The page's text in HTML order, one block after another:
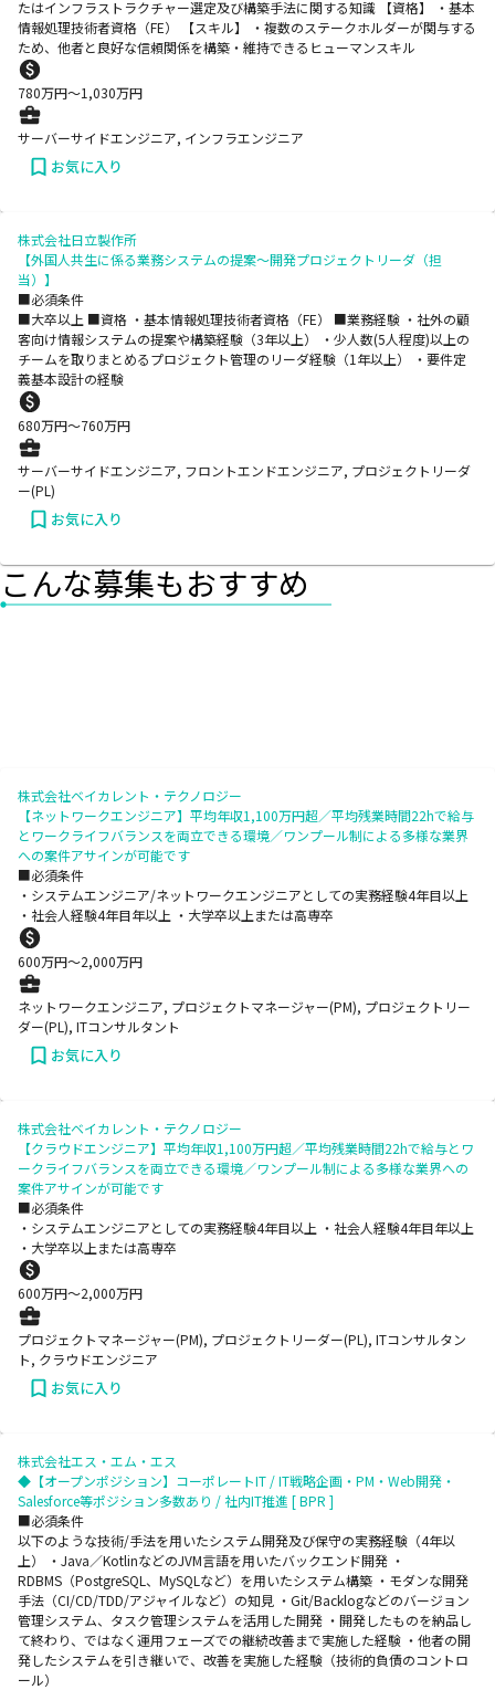
たはインフラストラクチャー選定及び構築手法に関する知識 【資格】 ・基本
情報処理技術者資格（FE） 【スキル】 ・複数のステークホルダーが関与する
ため、他者と良好な信頼関係を構築・維持できるヒューマンスキル
780万円〜1,030万円
サーバーサイドエンジニア, インフラエンジニア
お気に入り
株式会社日立製作所
【外国人共生に係る業務システムの提案～開発プロジェクトリーダ（担
当）】
■必須条件
■大卒以上 ■資格 ・基本情報処理技術者資格（FE） ■業務経験 ・社外の顧
客向け情報システムの提案や構築経験（3年以上） ・少人数(5人程度)以上の
チームを取りまとめるプロジェクト管理のリーダ経験（1年以上） ・要件定
義基本設計の経験
680万円〜760万円
サーバーサイドエンジニア, フロントエンドエンジニア, プロジェクトリーダ
ー(PL)
お気に入り
こんな募集もおすすめ
株式会社ベイカレント・テクノロジー
【ネットワークエンジニア】平均年収1,100万円超／平均残業時間22hで給与
とワークライフバランスを両立できる環境／ワンプール制による多様な業界
への案件アサインが可能です
■必須条件
・システムエンジニア/ネットワークエンジニアとしての実務経験4年目以上
・社会人経験4年目年以上 ・大学卒以上または高専卒
600万円〜2,000万円
ネットワークエンジニア, プロジェクトマネージャー(PM), プロジェクトリー
ダー(PL), ITコンサルタント
お気に入り
株式会社ベイカレント・テクノロジー
【クラウドエンジニア】平均年収1,100万円超／平均残業時間22hで給与とワ
ークライフバランスを両立できる環境／ワンプール制による多様な業界への
案件アサインが可能です
■必須条件
・システムエンジニアとしての実務経験4年目以上 ・社会人経験4年目年以上
・大学卒以上または高専卒
600万円〜2,000万円
プロジェクトマネージャー(PM), プロジェクトリーダー(PL), ITコンサルタン
ト, クラウドエンジニア
お気に入り
株式会社エス・エム・エス
◆【オープンポジション】コーポレートIT / IT戦略企画・PM・Web開発・
Salesforce等ポジション多数あり / 社内IT推進 [ BPR ]
■必須条件
以下のような技術/手法を用いたシステム開発及び保守の実務経験（4年以
上） ・Java／KotlinなどのJVM言語を用いたバックエンド開発 ・
RDBMS（PostgreSQL、MySQLなど）を用いたシステム構築 ・モダンな開発
手法（CI/CD/TDD/アジャイルなど）の知見 ・Git/Backlogなどのバージョン
管理システム、タスク管理システムを活用した開発 ・開発したものを納品し
て終わり、ではなく運用フェーズでの継続改善まで実施した経験 ・他者の開
発したシステムを引き継いで、改善を実施した経験（技術的負債のコントロ
ール）